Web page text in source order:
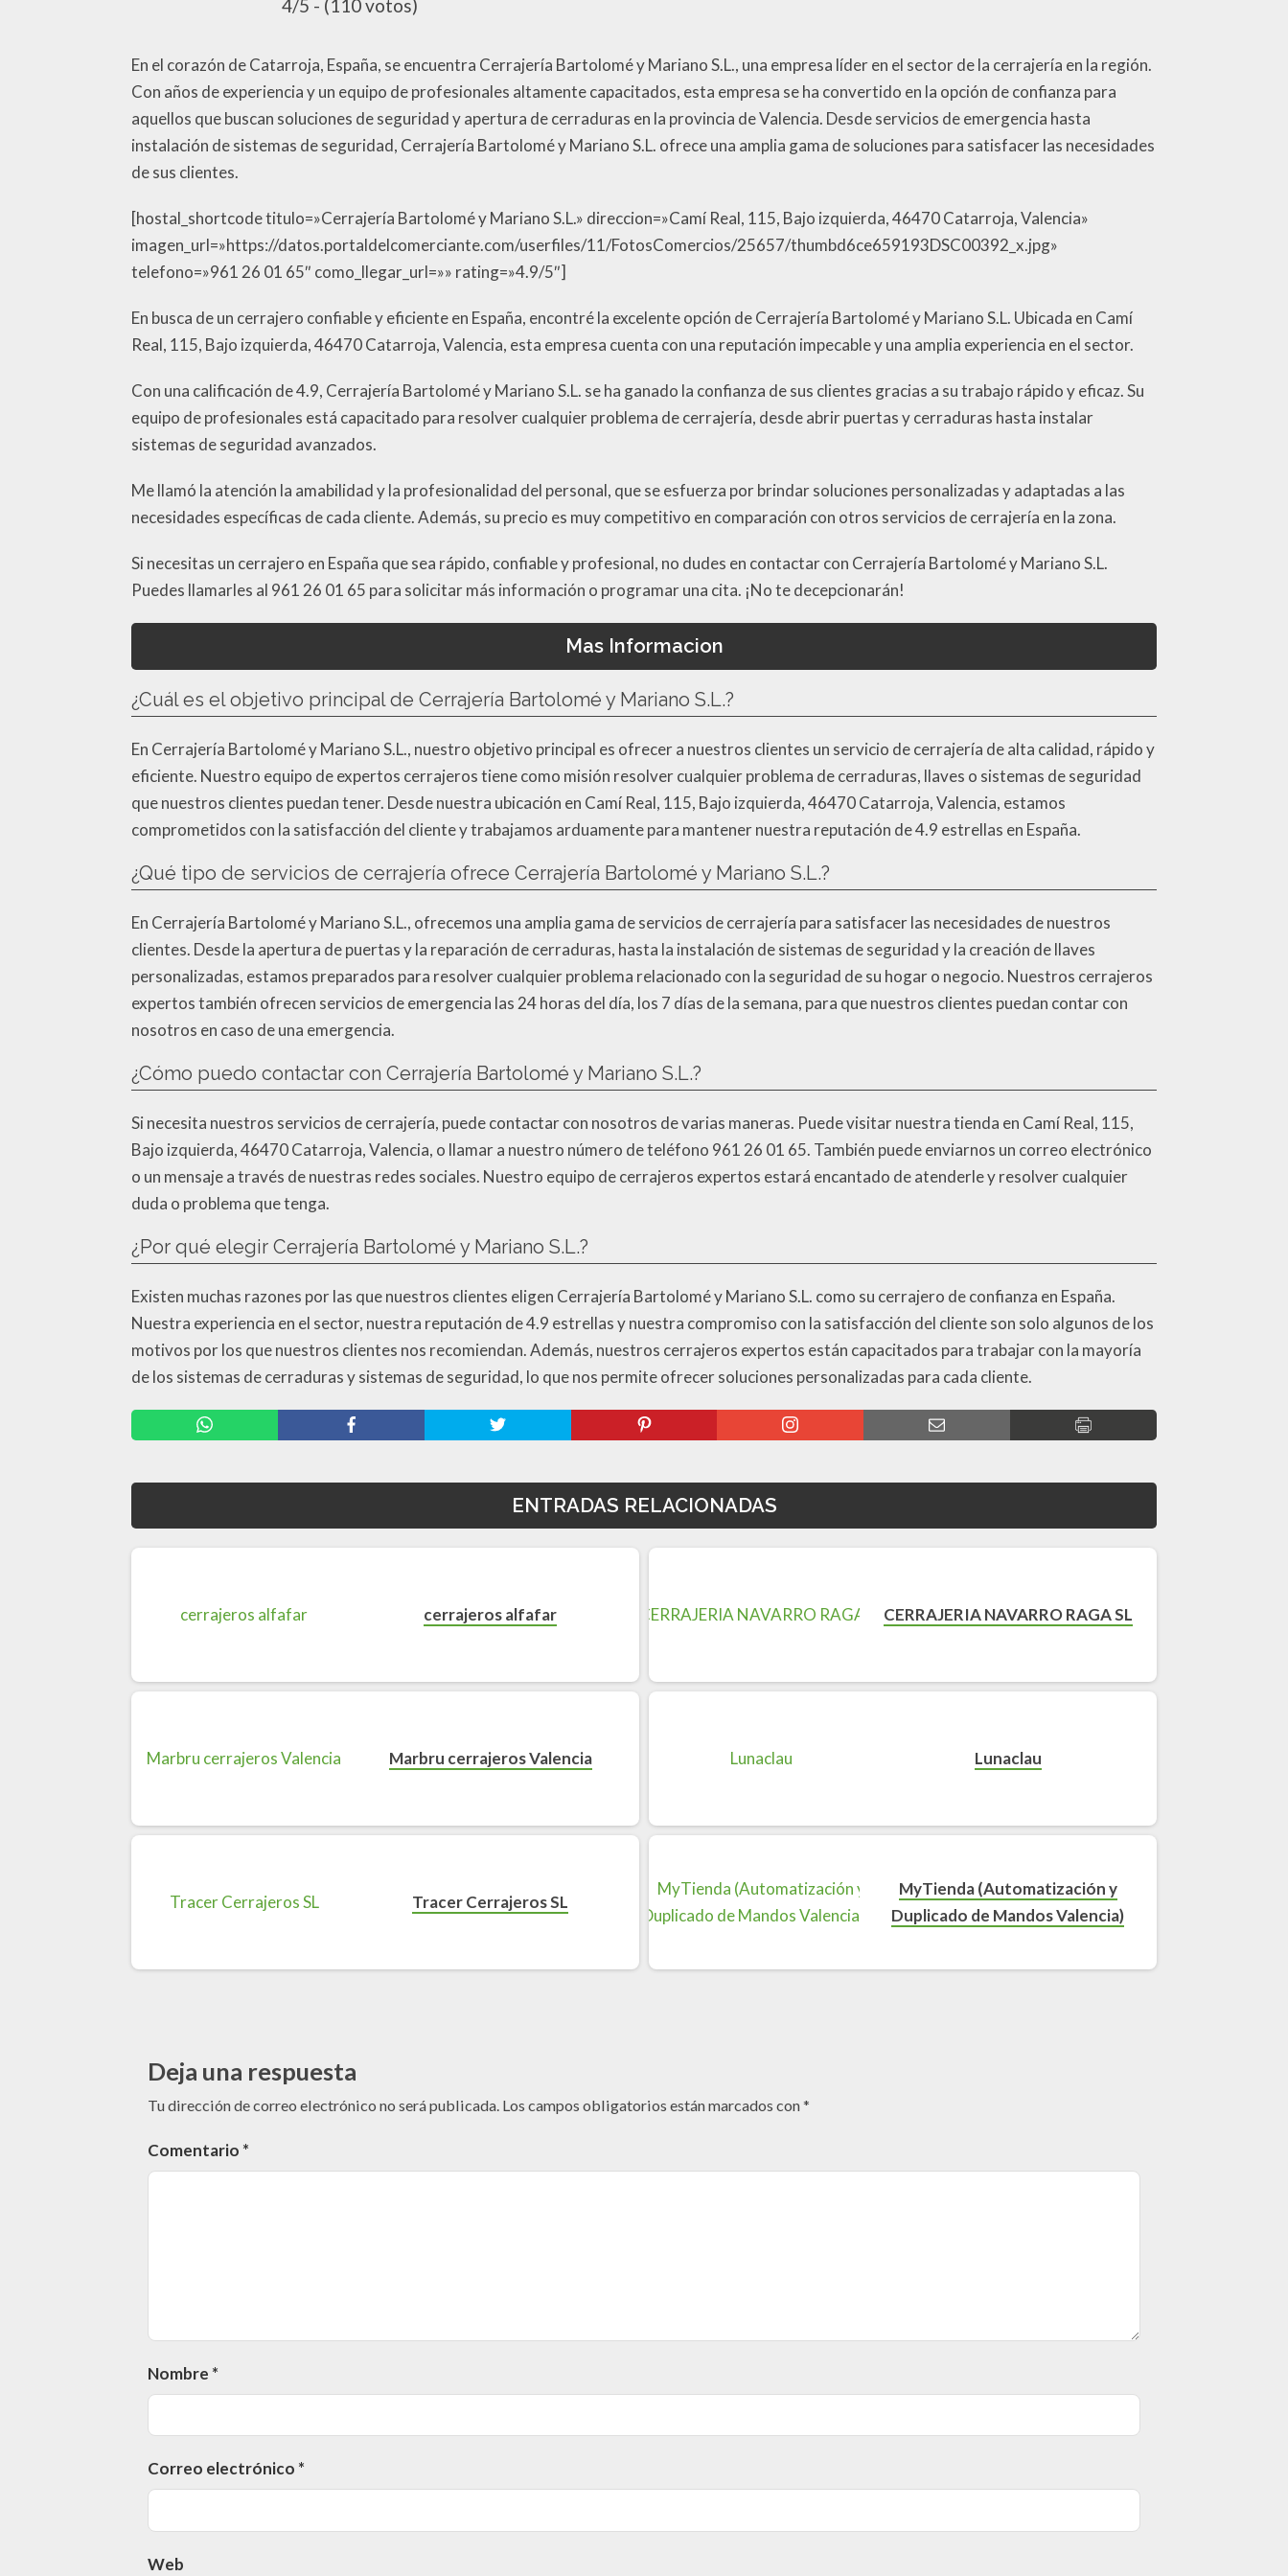
4/5 - (110 votos)
En el corazón de Catarroja, España, se encuentra Cerrajería Bartolomé y Mariano S.L., una empresa líder en el sector de la cerrajería en la región.
Con años de experiencia y un equipo de profesionales altamente capacitados, esta empresa se ha convertido en la opción de confianza para
aquellos que buscan soluciones de seguridad y apertura de cerraduras en la provincia de Valencia. Desde servicios de emergencia hasta
instalación de sistemas de seguridad, Cerrajería Bartolomé y Mariano S.L. ofrece una amplia gama de soluciones para satisfacer las necesidades
de sus clientes.
[hostal_shortcode titulo=»Cerrajería Bartolomé y Mariano S.L.» direccion=»Camí Real, 115, Bajo izquierda, 46470 Catarroja, Valencia»
imagen_url=»https://datos.portaldelcomerciante.com/userfiles/11/FotosComercios/25657/thumbd6ce659193DSC00392_x.jpg»
telefono=»961 26 01 65″ como_llegar_url=»» rating=»4.9/5″]
En busca de un cerrajero confiable y eficiente en España, encontré la excelente opción de Cerrajería Bartolomé y Mariano S.L. Ubicada en Camí
Real, 115, Bajo izquierda, 46470 Catarroja, Valencia, esta empresa cuenta con una reputación impecable y una amplia experiencia en el sector.
Con una calificación de 4.9, Cerrajería Bartolomé y Mariano S.L. se ha ganado la confianza de sus clientes gracias a su trabajo rápido y eficaz. Su
equipo de profesionales está capacitado para resolver cualquier problema de cerrajería, desde abrir puertas y cerraduras hasta instalar
sistemas de seguridad avanzados.
Me llamó la atención la amabilidad y la profesionalidad del personal, que se esfuerza por brindar soluciones personalizadas y adaptadas a las
necesidades específicas de cada cliente. Además, su precio es muy competitivo en comparación con otros servicios de cerrajería en la zona.
Si necesitas un cerrajero en España que sea rápido, confiable y profesional, no dudes en contactar con Cerrajería Bartolomé y Mariano S.L.
Puedes llamarles al 961 26 01 65 para solicitar más información o programar una cita. ¡No te decepcionarán!
Mas Informacion
¿Cuál es el objetivo principal de Cerrajería Bartolomé y Mariano S.L.?
En Cerrajería Bartolomé y Mariano S.L., nuestro objetivo principal es ofrecer a nuestros clientes un servicio de cerrajería de alta calidad, rápido y
eficiente. Nuestro equipo de expertos cerrajeros tiene como misión resolver cualquier problema de cerraduras, llaves o sistemas de seguridad
que nuestros clientes puedan tener. Desde nuestra ubicación en Camí Real, 115, Bajo izquierda, 46470 Catarroja, Valencia, estamos
comprometidos con la satisfacción del cliente y trabajamos arduamente para mantener nuestra reputación de 4.9 estrellas en España.
¿Qué tipo de servicios de cerrajería ofrece Cerrajería Bartolomé y Mariano S.L.?
En Cerrajería Bartolomé y Mariano S.L., ofrecemos una amplia gama de servicios de cerrajería para satisfacer las necesidades de nuestros
clientes. Desde la apertura de puertas y la reparación de cerraduras, hasta la instalación de sistemas de seguridad y la creación de llaves
personalizadas, estamos preparados para resolver cualquier problema relacionado con la seguridad de su hogar o negocio. Nuestros cerrajeros
expertos también ofrecen servicios de emergencia las 24 horas del día, los 7 días de la semana, para que nuestros clientes puedan contar con
nosotros en caso de una emergencia.
¿Cómo puedo contactar con Cerrajería Bartolomé y Mariano S.L.?
Si necesita nuestros servicios de cerrajería, puede contactar con nosotros de varias maneras. Puede visitar nuestra tienda en Camí Real, 115,
Bajo izquierda, 46470 Catarroja, Valencia, o llamar a nuestro número de teléfono 961 26 01 65. También puede enviarnos un correo electrónico
o un mensaje a través de nuestras redes sociales. Nuestro equipo de cerrajeros expertos estará encantado de atenderle y resolver cualquier
duda o problema que tenga.
¿Por qué elegir Cerrajería Bartolomé y Mariano S.L.?
Existen muchas razones por las que nuestros clientes eligen Cerrajería Bartolomé y Mariano S.L. como su cerrajero de confianza en España.
Nuestra experiencia en el sector, nuestra reputación de 4.9 estrellas y nuestra compromiso con la satisfacción del cliente son solo algunos de los
motivos por los que nuestros clientes nos recomiendan. Además, nuestros cerrajeros expertos están capacitados para trabajar con la mayoría
de los sistemas de cerraduras y sistemas de seguridad, lo que nos permite ofrecer soluciones personalizadas para cada cliente.
ENTRADAS RELACIONADAS
cerrajeros alfafar CERRAJERIA NAVARRO RAGA SL
Marbru cerrajeros Valencia Lunaclau
Tracer Cerrajeros SL
MyTienda (Automatización y
Duplicado de Mandos Valencia)
Deja una respuesta
Tu dirección de correo electrónico no será publicada. Los campos obligatorios están marcados con*
Comentario *
Nombre *
Correo electrónico *
Web